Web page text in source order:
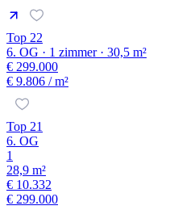
Top 22
6. OG · 1 zimmer · 30,5 m²
€ 299.000
€ 9.806 / m²
Top 21
6. OG
1
28,9 m²
€ 10.332
€ 299.000